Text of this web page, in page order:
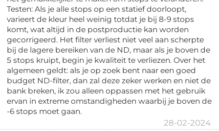
Testen: Als je alle stops op een statief doorloopt,
varieert de kleur heel weinig totdat je bij 8-9 stops
komt, wat altijd in de postproductie kan worden
gecorrigeerd. Het filter verliest niet veel aan scherpte
bij de lagere bereiken van de ND, maar als je boven de
5 stops kruipt, begin je kwaliteit te verliezen. Over het
algemeen geldt: als je op zoek bent naar een goed
budget ND-filter, dan zal deze zeker werken en niet de
bank breken, ik zou alleen oppassen met het gebruik
ervan in extreme omstandigheden waarbij je boven de
-6 stops moet gaan.
28-02-2024